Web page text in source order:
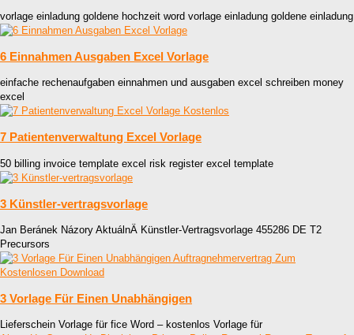
vorlage einladung goldene hochzeit word vorlage einladung goldene einladung
6 Einnahmen Ausgaben Excel Vorlage
einfache rechenaufgaben einnahmen und ausgaben excel schreiben money
excel
7 Patientenverwaltung Excel Vorlage
50 billing invoice template excel risk register excel template
3 Künstler-vertragsvorlage
Jan Beránek Názory AktuálnÄ Künstler-Vertragsvorlage 455286 DE T2
Precursors
3 Vorlage Für Einen Unabhängigen
Lieferschein Vorlage für fice Word – kostenlos Vorlage für